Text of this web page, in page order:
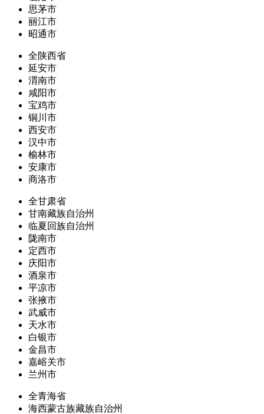
思茅市
丽江市
昭通市
全陕西省
延安市
渭南市
咸阳市
宝鸡市
铜川市
西安市
汉中市
榆林市
安康市
商洛市
全甘肃省
甘南藏族自治州
临夏回族自治州
陇南市
定西市
庆阳市
酒泉市
平凉市
张掖市
武威市
天水市
白银市
金昌市
嘉峪关市
兰州市
全青海省
海西蒙古族藏族自治州